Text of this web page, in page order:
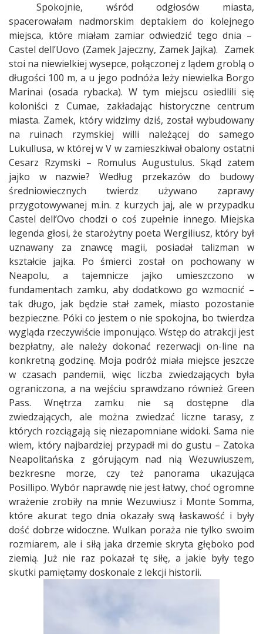
Spokojnie, wśród odgłosów miasta,
spacerowałam nadmorskim deptakiem do kolejnego
miejsca, które miałam zamiar odwiedzić tego dnia –
Castel dell’Uovo (Zamek Jajeczny, Zamek Jajka). Zamek
stoi na niewielkiej wysepce, połączonej z lądem groblą o
długości 100 m, a u jego podnóża leży niewielka Borgo
Marinai (osada rybacka). W tym miejscu osiedlili się
koloniści z Cumae, zakładając historyczne centrum
miasta. Zamek, który widzimy dziś, został wybudowany
na ruinach rzymskiej willi należącej do samego
Lukullusa, w której w V w zamieszkiwał obalony ostatni
Cesarz Rzymski – Romulus Augustulus. Skąd zatem
jajko w nazwie? Według przekazów do budowy
średniowiecznych twierdz używano zaprawy
przygotowywanej m.in. z kurzych jaj, ale w przypadku
Castel dell’Ovo chodzi o coś zupełnie innego. Miejska
legenda głosi, że starożytny poeta Wergiliusz, który był
uznawany za znawcę magii, posiadał talizman w
kształcie jajka. Po śmierci został on pochowany w
Neapolu, a tajemnicze jajko umieszczono w
fundamentach zamku, aby dodatkowo go wzmocnić –
tak długo, jak będzie stał zamek, miasto pozostanie
bezpieczne. Póki co jestem o nie spokojna, bo twierdza
wygląda rzeczywiście imponująco. Wstęp do atrakcji jest
bezpłatny, ale należy dokonać rezerwacji on-line na
konkretną godzinę. Moja podróż miała miejsce jeszcze
w czasach pandemii, więc liczba zwiedzających była
ograniczona, a na wejściu sprawdzano również Green
Pass. Wnętrza zamku nie są dostępne dla
zwiedzających, ale można zwiedzać liczne tarasy, z
których rozciągają się niezapomniane widoki. Sama nie
wiem, który najbardziej przypadł mi do gustu – Zatoka
Neapolitańska z górującym nad nią Wezuwiuszem,
bezkresne morze, czy też panorama ukazująca
Posillipo. Wybór naprawdę nie jest łatwy, choć ogromne
wrażenie zrobiły na mnie Wezuwiusz i Monte Somma,
które akurat tego dnia okazały swą łaskawość i były
dość dobrze widoczne. Wulkan poraża nie tylko swoim
rozmiarem, ale i siłą jaka drzemie skryta głęboko pod
ziemią. Już nie raz pokazał tę siłę, a jakie były tego
skutki pamiętamy doskonale z lekcji historii.